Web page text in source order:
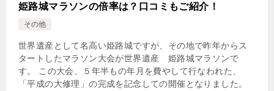
姫路城マラソンの倍率は？口コミもご紹介！
その他
世界遺産として名高い姫路城ですが、その地で昨年からス
タートしたマラソン大会が世界遺産 姫路城マラソンで
す。 この大会、５年半もの年月を費やして行なわれた、
「平成の大修理」の完成を記念しての開催となりました。